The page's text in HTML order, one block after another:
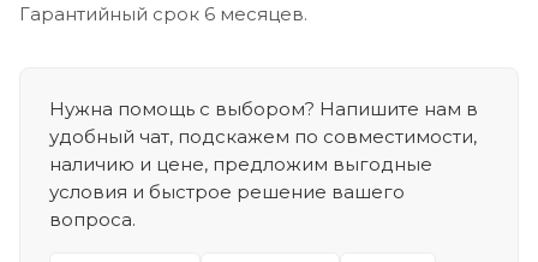
Гарантийный срок 6 месяцев.
Нужна помощь с выбором? Напишите нам в
удобный чат, подскажем по совместимости,
наличию и цене, предложим выгодные
условия и быстрое решение вашего
вопроса.